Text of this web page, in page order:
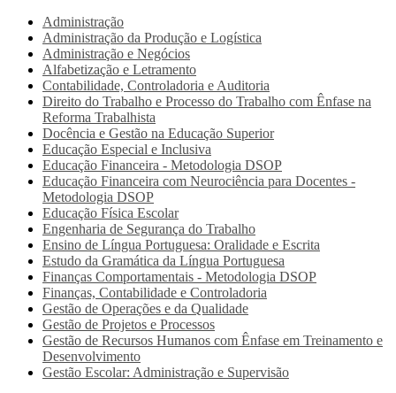
Administração
Administração da Produção e Logística
Administração e Negócios
Alfabetização e Letramento
Contabilidade, Controladoria e Auditoria
Direito do Trabalho e Processo do Trabalho com Ênfase na
Reforma Trabalhista
Docência e Gestão na Educação Superior
Educação Especial e Inclusiva
Educação Financeira - Metodologia DSOP
Educação Financeira com Neurociência para Docentes -
Metodologia DSOP
Educação Física Escolar
Engenharia de Segurança do Trabalho
Ensino de Língua Portuguesa: Oralidade e Escrita
Estudo da Gramática da Língua Portuguesa
Finanças Comportamentais - Metodologia DSOP
Finanças, Contabilidade e Controladoria
Gestão de Operações e da Qualidade
Gestão de Projetos e Processos
Gestão de Recursos Humanos com Ênfase em Treinamento e
Desenvolvimento
Gestão Escolar: Administração e Supervisão